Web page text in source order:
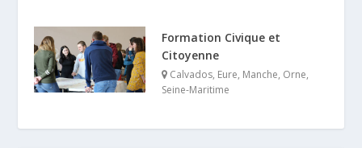
Formation Civique et
Citoyenne
Calvados, Eure, Manche, Orne,
Seine-Maritime